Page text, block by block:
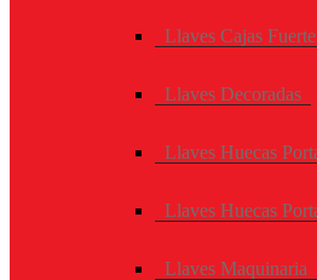
Llaves Cajas
Llaves Decoradas
Llaves Huecas
Llaves Huecas
Llaves Maquinaria